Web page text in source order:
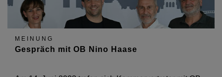
MEINUNG
Gespräch mit OB Nino Haase